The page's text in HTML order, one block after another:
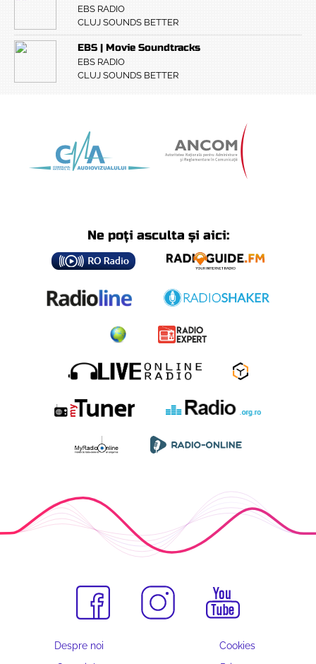
EBS RADIO
CLUJ SOUNDS BETTER
EBS | Movie Soundtracks
EBS RADIO
CLUJ SOUNDS BETTER
Ne poți asculta și aici:
Despre noi
Cookies